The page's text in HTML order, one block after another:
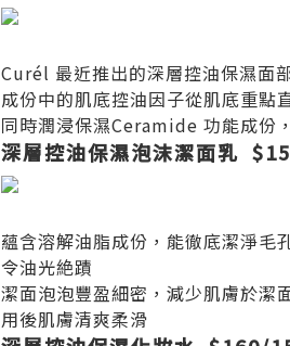
Curél 最近推出的深層控油保濕面
成份中的肌底控油因子從肌底重點
同時潤浸保濕Ceramide 功能成份
深層控油保濕泡沫潔面乳
蘊含溶解油脂成份，能徹底潔淨毛
令油光絶蹟
潔面泡泡豐盈細密，減少肌膚於潔
用後肌膚清爽柔滑